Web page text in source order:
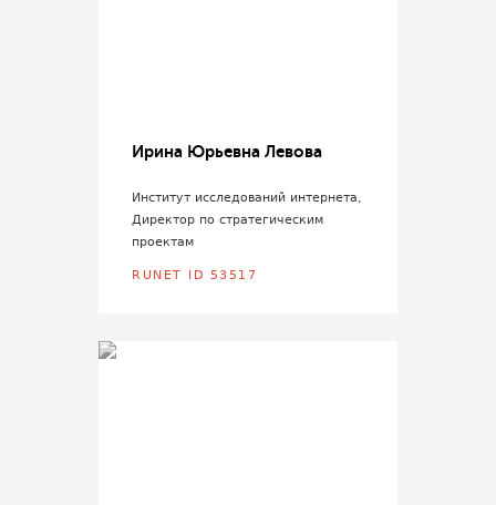
Ирина Юрьевна Левова
Институт исследований интернета,
Директор по стратегическим
проектам
RUNET ID 53517